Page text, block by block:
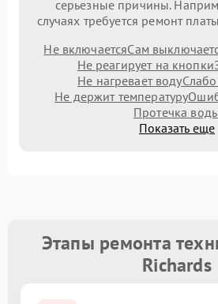
серьезные причины.
случаях требуется ремонт
Не включаетсяСам
Не реагирует на кнопки
Не нагревает воду
Не держит температуру
Протечка
Показать еще
Этапы ремонта
Richards